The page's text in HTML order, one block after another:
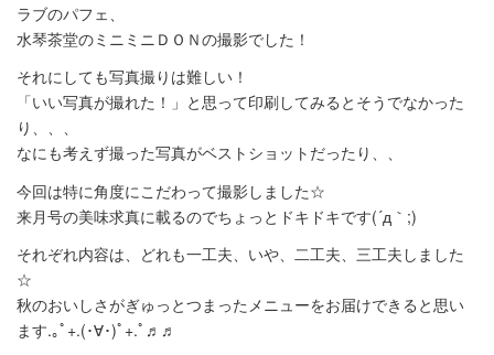
ラブのパフェ、
水琴茶堂のミニミニＤＯＮの撮影でした！
それにしても写真撮りは難しい！
「いい写真が撮れた！」と思って印刷してみるとそうでなかった
り、、、
なにも考えず撮った写真がベストショットだったり、、
今回は特に角度にこだわって撮影しました☆
来月号の美味求真に載るのでちょっとドキドキです(´д｀;)
それぞれ内容は、どれも一工夫、いや、二工夫、三工夫しました
☆
秋のおいしさがぎゅっとつまったメニューをお届けできると思い
ます.｡ﾟ+.(･∀･)ﾟ+.ﾟ♬♬